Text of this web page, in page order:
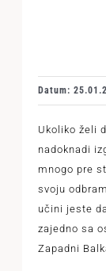
Datum:
Ukoliko želi
nadoknadi
mnogo pre
svoju
učini jeste
zajedno sa
Zapadni